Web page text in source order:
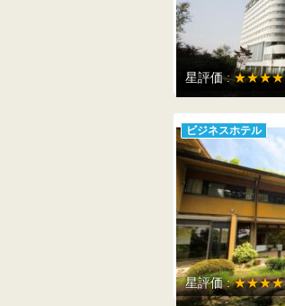
星評価 :★★★★
ビジネスホテル
星評価 :★★★★